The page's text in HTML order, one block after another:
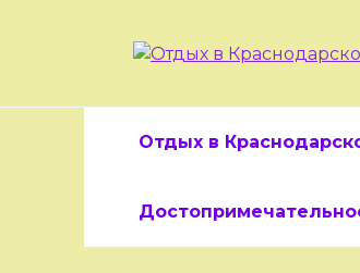
Отдых в